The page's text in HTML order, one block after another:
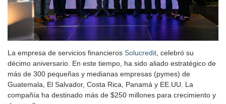
La empresa de servicios financieros Solucredit , celebró su
décimo aniversario. En este tiempo, ha sido aliado estratégico de
más de 300 pequeñas y medianas empresas (pymes) de
Guatemala, El Salvador, Costa Rica, Panamá y EE.UU. La
compañía ha destinado más de $250 millones para crecimiento y